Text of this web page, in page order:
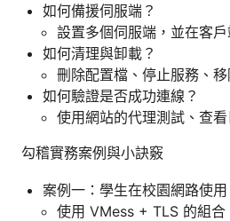
如何備援伺服端？
設置多個伺服端，並在客
如何清理與卸載？
刪除配置檔、停止服務、
如何驗證是否成功連線？
使用網站的代理測試、查
勾稽實務案例與小訣竅
案例一：學生在校園網路使
使用 VMess + TLS 的組合